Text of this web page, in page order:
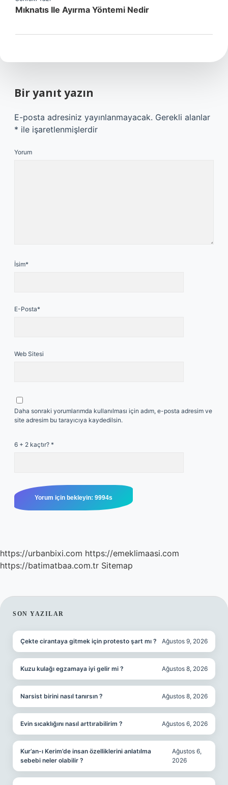
Mıknatıs Ile Ayırma Yöntemi Nedir
Bir yanıt yazın
E-posta adresiniz yayınlanmayacak. Gerekli alanlar
* ile işaretlenmişlerdir
Yorum
İsim*
E-Posta*
Web Sitesi
Daha sonraki yorumlarımda kullanılması için adım, e-posta adresim ve
site adresim bu tarayıcıya kaydedilsin.
6 + 2 kaçtır? *
https://urbanbixi.com https://emeklimaasi.com
https://batimatbaa.com.tr Sitemap
SIDEBAR
SON YAZILAR
Çekte cirantaya gitmek için protesto şart mı ? Ağustos 9, 2026
Kuzu kulağı egzamaya iyi gelir mi ? Ağustos 8, 2026
Narsist birini nasıl tanırsın ? Ağustos 8, 2026
Evin sıcaklığını nasıl arttırabilirim ? Ağustos 6, 2026
Kur’an-ı Kerim’de insan özelliklerini anlatılma
sebebi neler olabilir ?
Ağustos 6,
2026